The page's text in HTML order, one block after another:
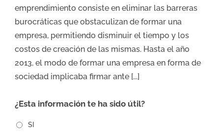
emprendimiento consiste en eliminar las barreras
burocráticas que obstaculizan de formar una
empresa, permitiendo disminuir el tiempo y los
costos de creación de las mismas. Hasta el año
2013, el modo de formar una empresa en forma de
sociedad implicaba firmar ante [...]
¿Esta información te ha sido útil?
SI